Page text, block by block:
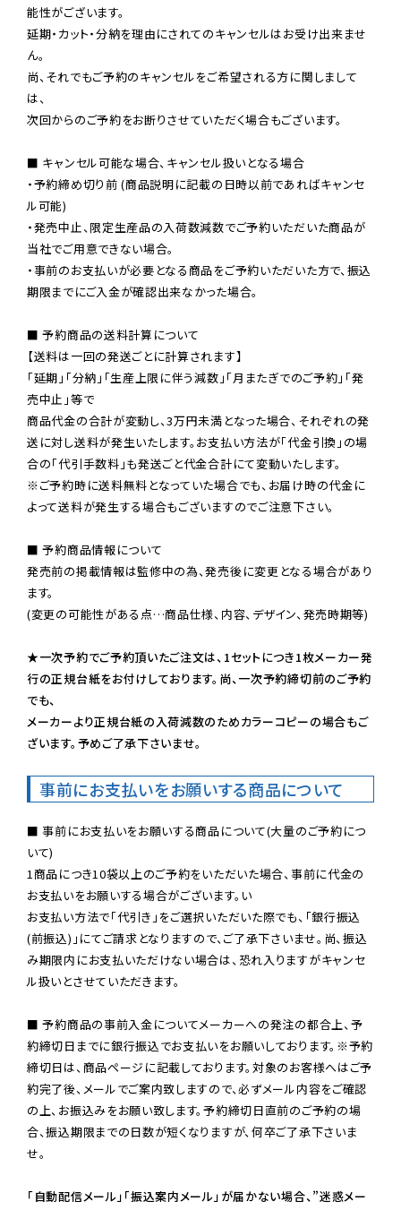
能性がございます。
延期・カット・分納を理由にされてのキャンセルはお受け出来ませ
ん。
尚、それでもご予約のキャンセルをご希望される方に関しまして
は、
次回からのご予約をお断りさせていただく場合もございます。
■ キャンセル可能な場合、キャンセル扱いとなる場合
・予約締め切り前 (商品説明に記載の日時以前であればキャンセ
ル可能)
・発売中止、限定生産品の入荷数減数でご予約いただいた商品が
当社でご用意できない場合。
・事前のお支払いが必要となる商品をご予約いただいた方で、振込
期限までにご入金が確認出来なかった場合。
■ 予約商品の送料計算について
【送料は一回の発送ごとに計算されます】
「延期」「分納」「生産上限に伴う減数」「月またぎでのご予約」「発
売中止」等で
商品代金の合計が変動し、3万円未満となった場合、それぞれの発
送に対し送料が発生いたします。お支払い方法が「代金引換」の場
※ご予約時に送料無料となっていた場合でも、お届け時の代金に
よって送料が発生する場合もございますのでご注意下さい。
■ 予約商品情報について
発売前の掲載情報は監修中の為、発売後に変更となる場合があり
ます。
(変更の可能性がある点…商品仕様、内容、デザイン、発売時期等)
★一次予約でご予約頂いたご注文は、1セットにつき1枚メーカー発
行の正規台紙をお付けしております。尚、一次予約締切前のご予約
でも、
メーカーより正規台紙の入荷減数のためカラーコピーの場合もご
ざいます。予めご了承下さいませ。
事前にお支払いをお願いする商品について
■ 事前にお支払いをお願いする商品について(大量のご予約につ
いて)
1商品につき10袋以上のご予約をいただいた場合、事前に代金の
お支払いをお願いする場合がございます。い
お支払い方法で「代引き」をご選択いただいた際でも、「銀行振込
(前振込)」にてご請求となりますので、ご了承下さいませ。尚、振込
み期限内にお支払いただけない場合は、恐れ入りますがキャンセ
ル扱いとさせていただきます。
■ 予約商品の事前入金についてメーカーへの発注の都合上、予
約締切日までに銀行振込でお支払いをお願いしております。※予約
締切日は、商品ページに記載しております。対象のお客様へはご予
約完了後、メールでご案内致しますので、必ずメール内容をご確認
の上、お振込みをお願い致します。予約締切日直前のご予約の場
合、振込期限までの日数が短くなりますが、何卒ご了承下さいま
せ。
「自動配信メール」「振込案内メール」が届かない場合、”迷惑メー